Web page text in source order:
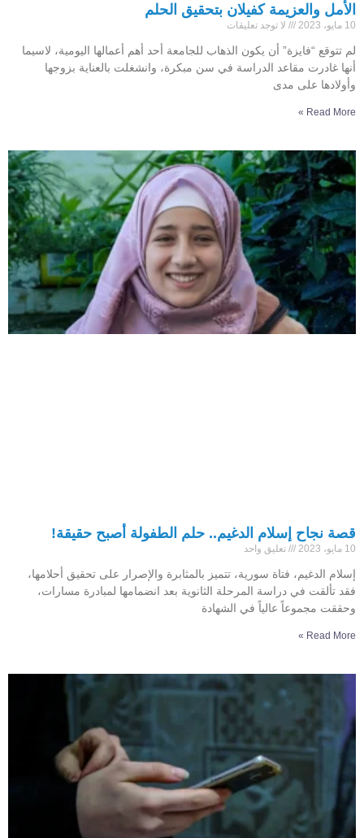
الأمل والعزيمة كفيلان بتحقيق الحلم
10 مايو، 2023 لا توجد تعليقات
لم تتوقع “فايزة” أن يكون الذهاب للجامعة أحد أهم أعمالها اليومية، لاسيما
أنها غادرت مقاعد الدراسة في سن مبكرة، وانشغلت بالعناية بزوجها
وأولادها على مدى
Read More »
قصة نجاح إسلام الدغيم.. حلم الطفولة أصبح حقيقة!
10 مايو، 2023 تعليق واحد
إسلام الدغيم، فتاة سورية، تتميز بالمثابرة والإصرار على تحقيق أحلامها،
فقد تألقت في دراسة المرحلة الثانوية بعد انضمامها لمبادرة مسارات،
وحققت مجموعاً عالياً في الشهادة
Read More »